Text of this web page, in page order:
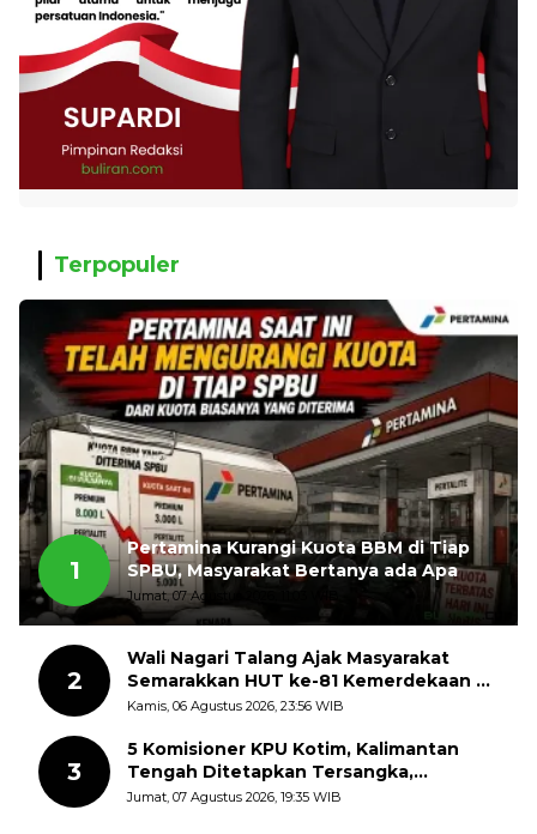
Terpopuler
1
Pertamina Kurangi Kuota BBM di Tiap
SPBU, Masyarakat Bertanya ada Apa
Jumat, 07 Agustus 2026, 11:03 WIB
2
Wali Nagari Talang Ajak Masyarakat
Semarakkan HUT ke-81 Kemerdekaan RI
dengan Mengibarkan Bendera Merah
Kamis, 06 Agustus 2026, 23:56 WIB
3
5 Komisioner KPU Kotim, Kalimantan
Tengah Ditetapkan Tersangka,
Kerugian Negara ditaksir 10 Milyard
Jumat, 07 Agustus 2026, 19:35 WIB